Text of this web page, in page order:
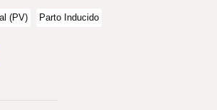
(PV) Parto Inducido